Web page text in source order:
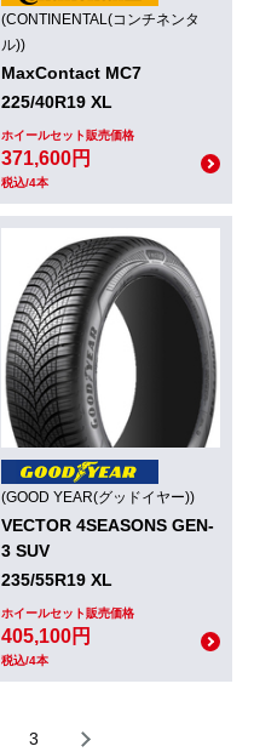
(CONTINENTAL(コンチネンタ
ル))
MaxContact MC7
225/40R19 XL
ホイールセット販売価格
371,600円
税込/4本
(GOOD YEAR(グッドイヤー))
VECTOR 4SEASONS GEN-
3 SUV
235/55R19 XL
ホイールセット販売価格
405,100円
税込/4本
3